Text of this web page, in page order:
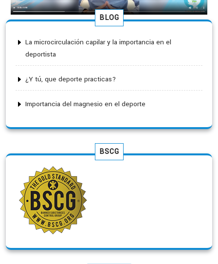
BLOG
La microcirculación capilar y la importancia en el
deportista
¿Y tú, que deporte practicas?
Importancia del magnesio en el deporte
BSCG